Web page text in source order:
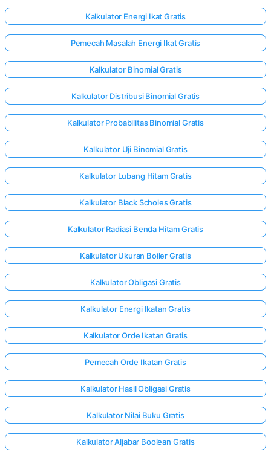
Kalkulator Energi Ikat Gratis
Pemecah Masalah Energi Ikat Gratis
Kalkulator Binomial Gratis
Kalkulator Distribusi Binomial Gratis
Kalkulator Probabilitas Binomial Gratis
Kalkulator Uji Binomial Gratis
Kalkulator Lubang Hitam Gratis
Kalkulator Black Scholes Gratis
Kalkulator Radiasi Benda Hitam Gratis
Kalkulator Ukuran Boiler Gratis
Kalkulator Obligasi Gratis
Kalkulator Energi Ikatan Gratis
Kalkulator Orde Ikatan Gratis
Pemecah Orde Ikatan Gratis
Kalkulator Hasil Obligasi Gratis
Kalkulator Nilai Buku Gratis
Kalkulator Aljabar Boolean Gratis